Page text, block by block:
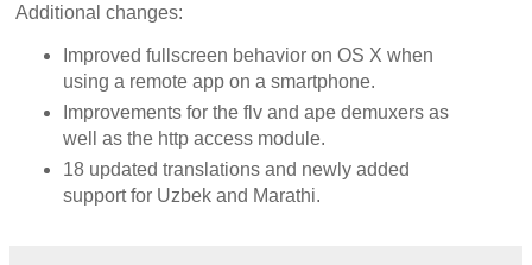
Additional changes:
Improved fullscreen behavior on OS X when
using a remote app on a smartphone.
Improvements for the flv and ape demuxers as
well as the http access module.
18 updated translations and newly added
support for Uzbek and Marathi.